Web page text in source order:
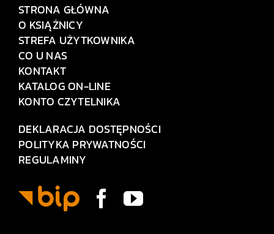
STRONA GŁÓWNA
O KSIĄŻNICY
STREFA UŻYTKOWNIKA
CO U NAS
KONTAKT
KATALOG ON-LINE
KONTO CZYTELNIKA
DEKLARACJA DOSTĘPNOŚCI
POLITYKA PRYWATNOŚCI
REGULAMINY